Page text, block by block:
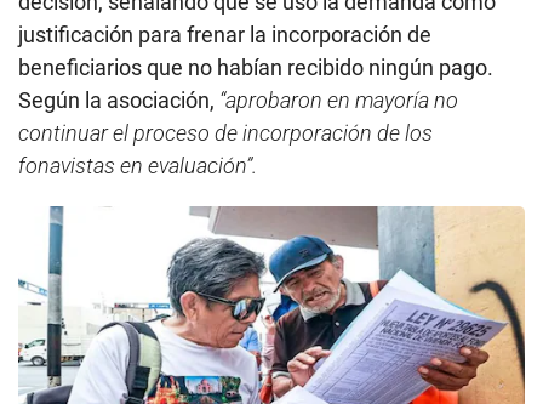
justificación para frenar la incorporación de
beneficiarios que no habían recibido ningún pago.
Según la asociación, “aprobaron en mayoría no
continuar el proceso de incorporación de los
fonavistas en evaluación”.